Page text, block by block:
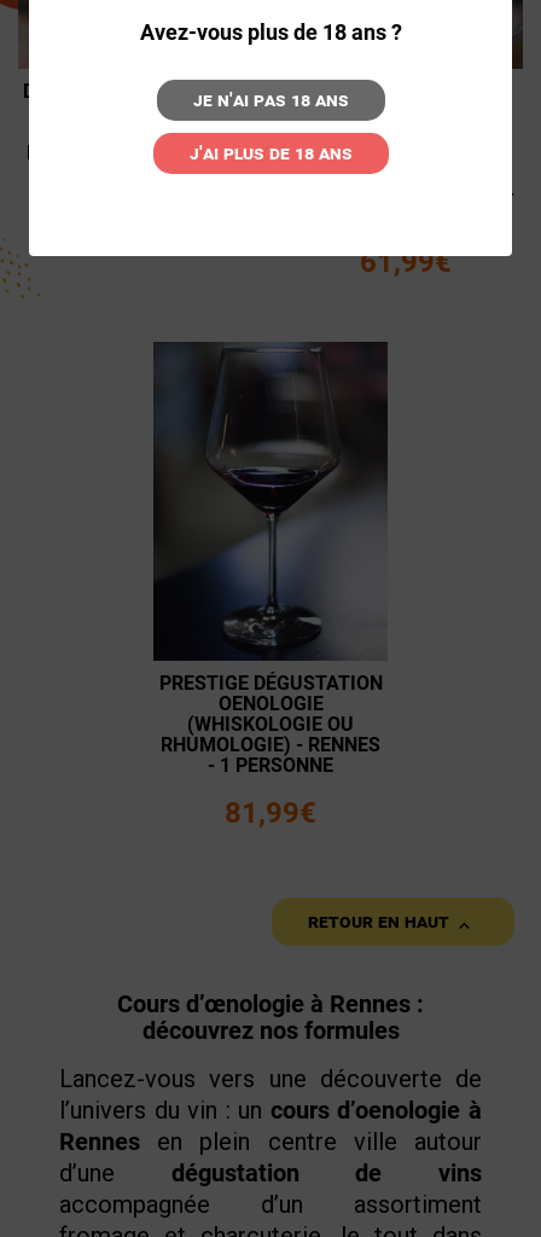
Avez-vous plus de 18 ans ?
Je n'ai pas 18 ans
J'ai plus de 18 ans
DÉCOUVERTE INITIATION
DÉGUSTATION
OENOLOGIE (OU
BIEROLOGIE) - RENNES -
1 PERSONNE
SENSATION
DÉGUSTATION
OENOLOGIE
(WHISKOLOGIE,
RHUMOLOGIE OU
BIEROLOGIE) - RENNES -
61,99€
PRESTIGE DÉGUSTATION
OENOLOGIE
(WHISKOLOGIE OU
RHUMOLOGIE) - RENNES
- 1 PERSONNE
81,99€
Retour en haut 
Cours d’œnologie à Rennes :
découvrez nos formules
Lancez-vous vers une découverte de
l’univers du vin : un cours d’oenologie à
Rennes en plein centre ville autour
d’une dégustation de vins
accompagnée d’un assortiment